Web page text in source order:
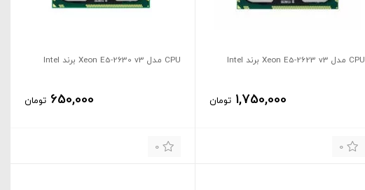
CPU مدل Xeon E5-2623 v3 برند Intel
0
1,750,000 تومان
CPU مدل Xeon E5-2630 v3 برند Intel
0
650,000 تومان